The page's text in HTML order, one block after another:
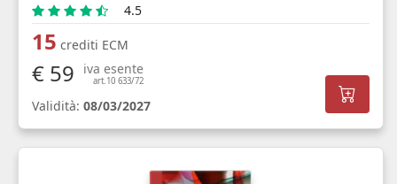
4.5
15 crediti ECM
€ 59 iva esente
art.10 633/72
Validità: 08/03/2027